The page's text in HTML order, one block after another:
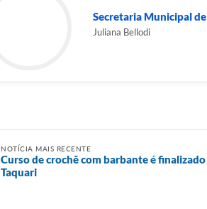
Secretaria Municipal
Juliana Bellodi
NOTÍCIA MAIS RECENTE
Curso de crochê com barbante é
Taquari